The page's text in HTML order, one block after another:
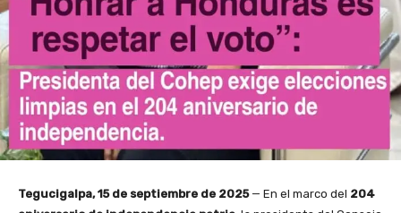
Tegucigalpa, 15 de septiembre de 2025— En el marco del 204